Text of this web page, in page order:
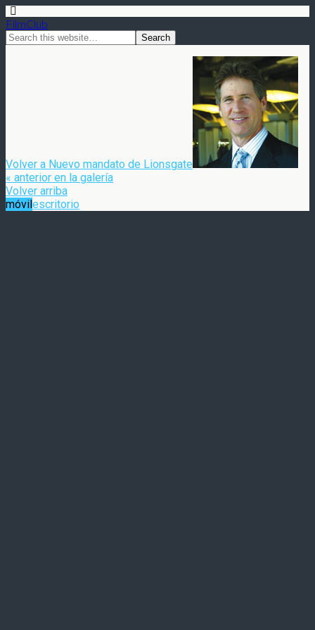
FilmClub
Volver a Nuevo mandato de Lionsgate
« anterior en la galería
Volver arriba
móvilescritorio